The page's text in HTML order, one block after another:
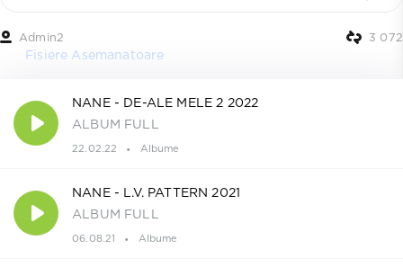
Admin2 3 072
Fisiere Asemanatoare
NANE - DE-ALE MELE 2 2022
ALBUM FULL
22.02.22 Albume
NANE - L.V. PATTERN 2021
ALBUM FULL
06.08.21 Albume